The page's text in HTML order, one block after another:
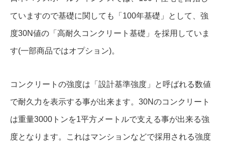
ていますので基礎に関しても「100年基礎」として、強
度30N値の「高耐久コンクリート基礎」を採用していま
す(一部商品ではオプション)。
コンクリートの強度は「設計基準強度」と呼ばれる数値
で耐久力を表示する事が出来ます。30Nのコンクリート
は重量3000トンを1平方メートルで支える事が出来る強
度となります。これはマンションなどで採用される強度